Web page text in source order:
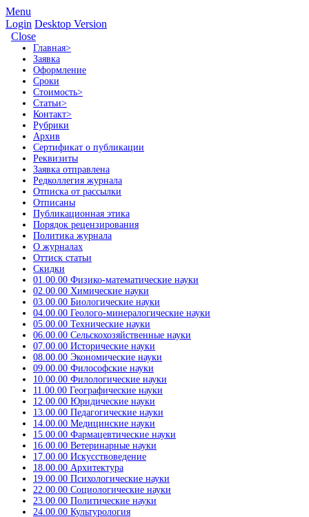
Menu
Login Desktop Version
Close
Главная>
Заявка
Оформление
Сроки
Стоимость>
Статьи>
Контакт>
Рубрики
Архив
Сертификат о публикации
Реквизиты
Заявка отправлена
Редколлегия журнала
Отписка от рассылки
Отписаны
Публикационная этика
Порядок рецензирования
Политика журнала
О журналах
Оттиск статьи
Скидки
01.00.00 Физико-математические науки
02.00.00 Химические науки
03.00.00 Биологические науки
04.00.00 Геолого-минералогические науки
05.00.00 Технические науки
06.00.00 Сельскохозяйственные науки
07.00.00 Исторические науки
08.00.00 Экономические науки
09.00.00 Философские науки
10.00.00 Филологические науки
11.00.00 Географические науки
12.00.00 Юридические науки
13.00.00 Педагогические науки
14.00.00 Медицинские науки
15.00.00 Фармацевтические науки
16.00.00 Ветеринарные науки
17.00.00 Искусствоведение
18.00.00 Архитектура
19.00.00 Психологические науки
22.00.00 Социологические науки
23.00.00 Политические науки
24.00.00 Культурология